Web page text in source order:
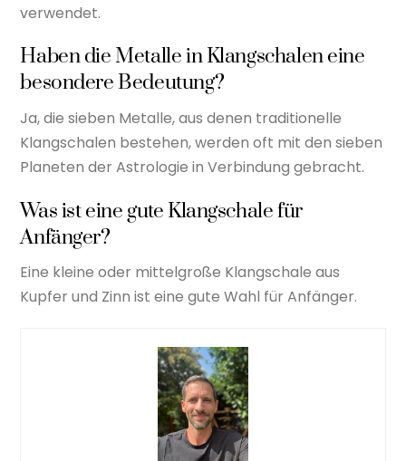
verwendet.
Haben die Metalle in Klangschalen eine
besondere Bedeutung?
Ja, die sieben Metalle, aus denen traditionelle
Klangschalen bestehen, werden oft mit den sieben
Planeten der Astrologie in Verbindung gebracht.
Was ist eine gute Klangschale für
Anfänger?
Eine kleine oder mittelgroße Klangschale aus
Kupfer und Zinn ist eine gute Wahl für Anfänger.